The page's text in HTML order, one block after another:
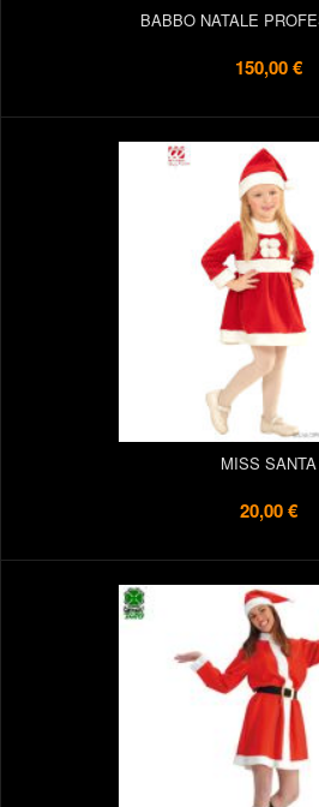
BABBO NATALE
150,00 €
MISS SANTA
20,00 €